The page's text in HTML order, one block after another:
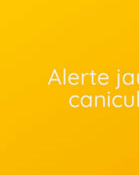
Alerte